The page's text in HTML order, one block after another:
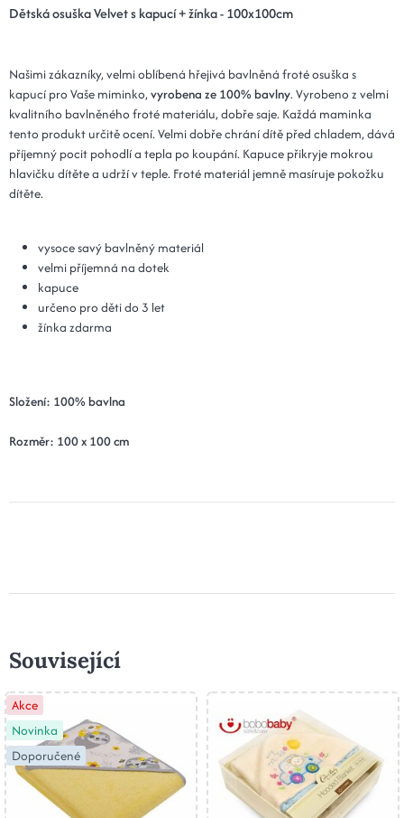
Dětská osuška Velvet s kapucí + žínka - 100x100cm
Našimi zákazníky, velmi oblíbená hřejivá bavlněná froté osuška s
kapucí pro Vaše miminko, vyrobena ze 100% bavlny. Vyrobeno z velmi
kvalitního bavlněného froté materiálu, dobře saje. Každá maminka
tento produkt určitě ocení. Velmi dobře chrání dítě před chladem, dává
příjemný pocit pohodlí a tepla po koupání. Kapuce přikryje mokrou
hlavičku dítěte a udrží v teple. Froté materiál jemně masíruje pokožku
dítěte.
vysoce savý bavlněný materiál
velmi příjemná na dotek
kapuce
určeno pro děti do 3 let
žínka zdarma
Složení: 100% bavlna
Rozměr: 100 x 100 cm
Související
Akce
Novinka
Doporučené